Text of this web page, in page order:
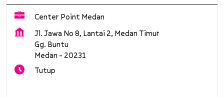
Center Point Medan
Jl. Jawa No 8, Lantai 2, Medan Timur
Gg. Buntu
Medan - 20231
Tutup